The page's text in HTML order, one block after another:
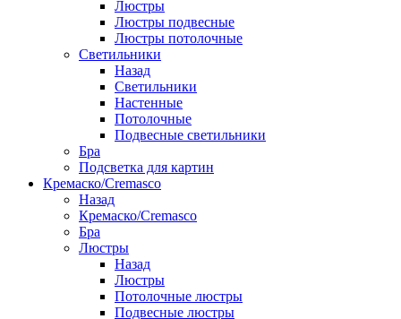
Люстры
Люстры подвесные
Люстры потолочные
Светильники
Назад
Светильники
Настенные
Потолочные
Подвесные светильники
Бра
Подсветка для картин
Кремаско/Cremasco
Назад
Кремаско/Cremasco
Бра
Люстры
Назад
Люстры
Потолочные люстры
Подвесные люстры